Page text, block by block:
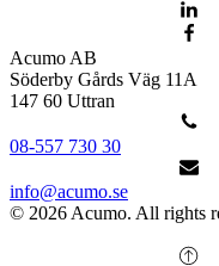
Acumo AB
Söderby Gårds Väg 11A
147 60 Uttran
08-557 730 30
info@acumo.se
© 2026 Acumo. All rights